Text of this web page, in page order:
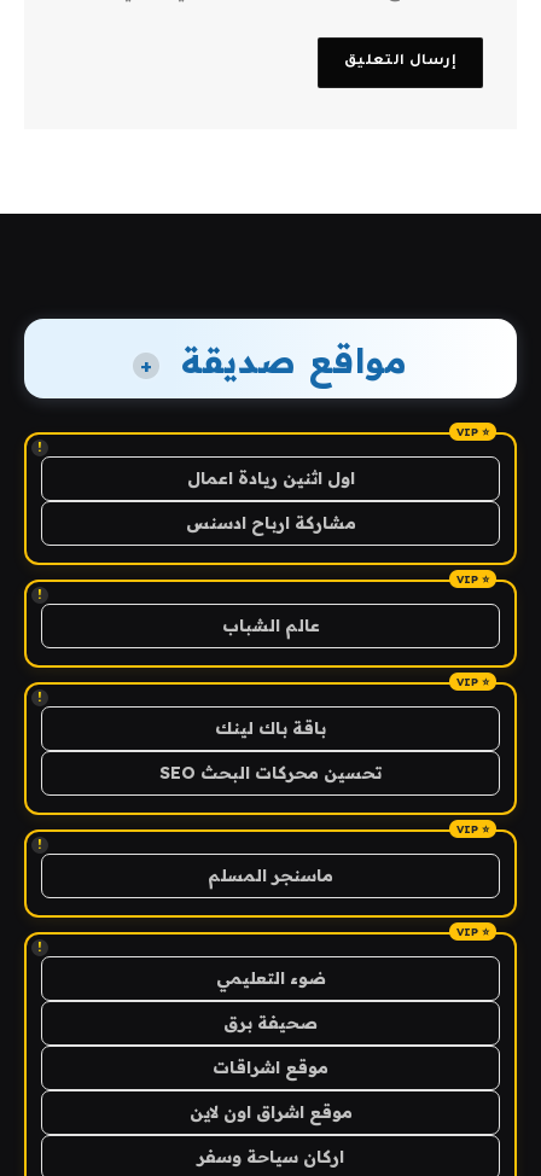
مواقع صديقة +
!
اول اثنين ريادة اعمال
مشاركة ارباح ادسنس
!
عالم الشباب
!
باقة باك لينك
تحسين محركات البحث SEO
!
ماسنجر المسلم
!
ضوء التعليمي
صحيفة برق
موقع اشراقات
موقع اشراق اون لاين
اركان سياحة وسفر